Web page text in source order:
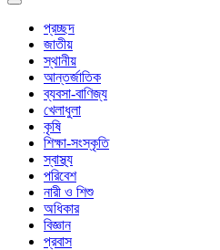
Toggle
navigation
প্রচ্ছদ
জাতীয়
স্থানীয়
আন্তর্জাতিক
ব্যবসা-বাণিজ্য
খেলাধুলা
কৃষি
শিক্ষা-সংস্কৃতি
স্বাস্থ্য
পরিবেশ
নারী ও শিশু
অধিকার
বিজ্ঞান
প্রবাস